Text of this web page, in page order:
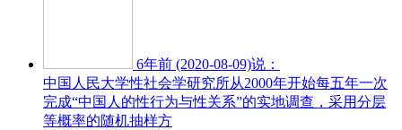
6年前 (2020-08-09)说：
中国人民大学性社会学研究所从2000年开始每五年一次
完成“中国人的性行为与性关系”的实地调查，采用分层
等概率的随机抽样方